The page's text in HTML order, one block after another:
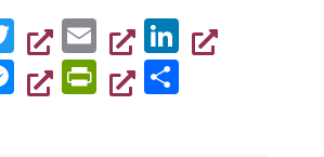
T
wi
tt
E
m
ai
Li
n
M
es
Pr
in